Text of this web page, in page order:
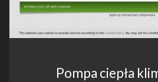
Pompa ciepła